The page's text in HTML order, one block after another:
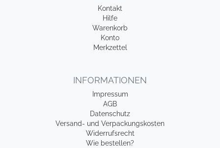
Kontakt
Hilfe
Warenkorb
Konto
Merkzettel
INFORMATIONEN
Impressum
AGB
Datenschutz
Versand- und Verpackungskosten
Widerrufsrecht
Wie bestellen?